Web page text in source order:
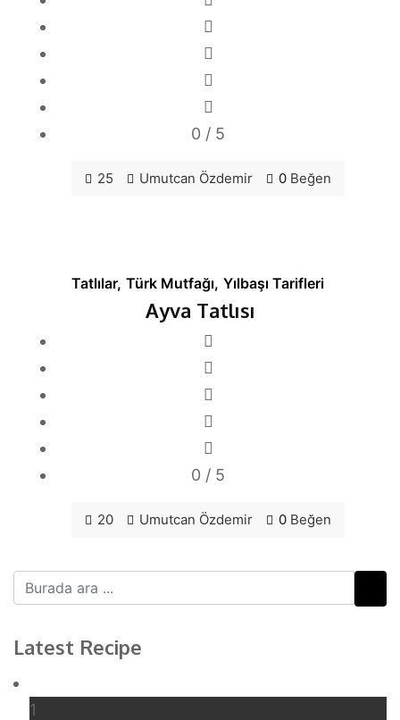
0 / 5
25 Umutcan Özdemir 0 Beğen
Tatlılar, Türk Mutfağı, Yılbaşı Tarifleri
Ayva Tatlısı
0 / 5
20 Umutcan Özdemir 0 Beğen
Latest Recipe
1